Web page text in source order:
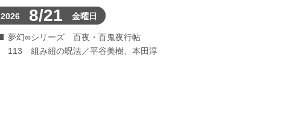
2026 8/21 金曜日
夢幻∞シリーズ 百夜・百鬼夜行帖
113 組み紐の呪法／平谷美樹、本田淳